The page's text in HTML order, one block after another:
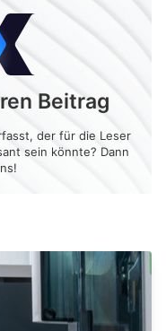
Beitrag
der für die Leser
sein könnte? Dann